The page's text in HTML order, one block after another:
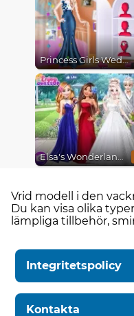
Princess Girls Wedding Trip
Elsa's Wonderland Wedding
Vrid modell i den
Du kan visa olika
lämpliga tillbehör,
Integritetspolicy
Kontakta